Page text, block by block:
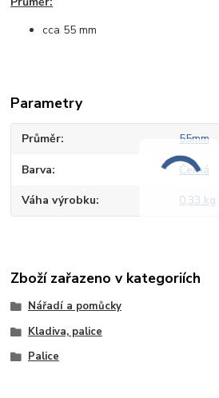
cca 55 mm
Parametry
Průměr 55mm
Barva Černá
Váha výrobku 0,33 kg
Zboží zařazeno v kategoriích
Nářadí a pomůcky
Kladiva, palice
Palice